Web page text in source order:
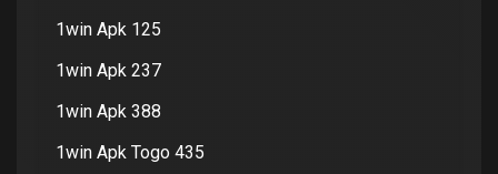
1win Apk 125
1win Apk 237
1win Apk 388
1win Apk Togo 435